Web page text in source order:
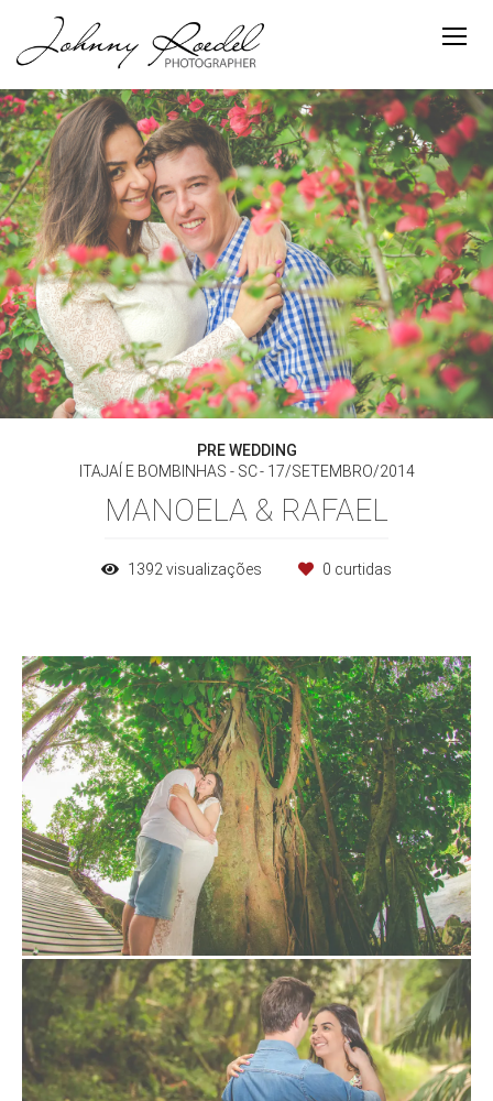
PRE WEDDING
ITAJAÍ E BOMBINHAS - SC
17/SETEMBRO/2014
MANOELA & RAFAEL
1392 visualizações 0 curtidas